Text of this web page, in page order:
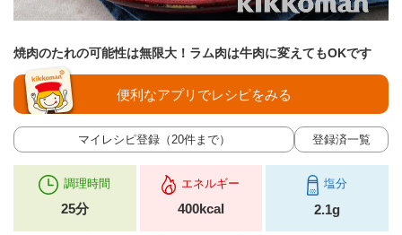
焼肉のたれの可能性は無限大！ラム肉は牛肉に変えてもOKです
マイレシピ登録（20件まで） 登録済一覧
便利なアプリでレシピをみる
調理時間
25分
エネルギー
400kcal
塩分
2.1g